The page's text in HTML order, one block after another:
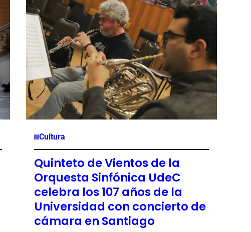
Cultura
Quinteto de Vientos de la
Orquesta Sinfónica UdeC
celebra los 107 años de la
Universidad con concierto de
cámara en Santiago